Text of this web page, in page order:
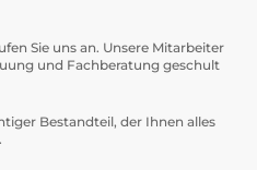
Sie uns an. Unsere Mitarbeiter
und Fachberatung geschult
Bestandteil, der Ihnen alles